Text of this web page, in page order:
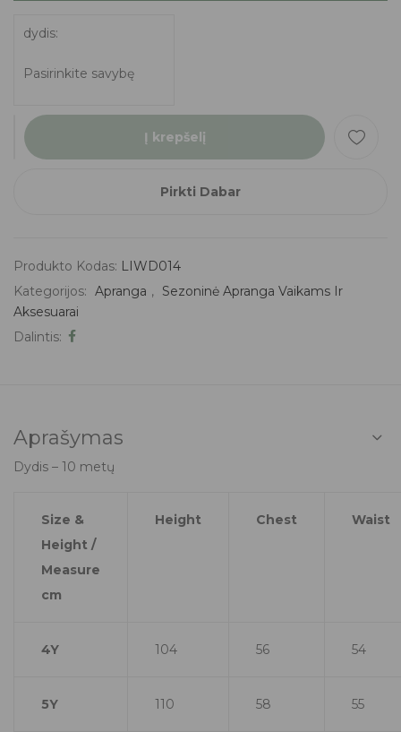
dydis
Į krepšelį
Pirkti Dabar
Produkto Kodas: LIWD014
Kategorijos: Apranga ,
Sezoninė Apranga Vaikams Ir
Aksesuarai
Dalintis:
Aprašymas
Dydis – 10 metų
Size &
Height /
Measure
cm
Height Chest Waist
4Y 104 56 54
5Y 110 58 55